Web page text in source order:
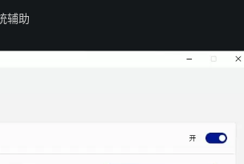
辅助